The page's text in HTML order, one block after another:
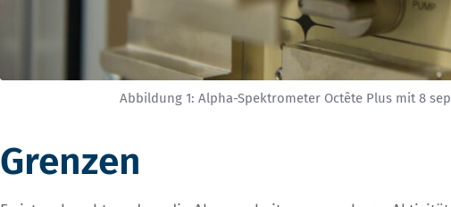
Abbildung 1: Alpha-Spektrometer Octête Plus mit 8
Grenzen